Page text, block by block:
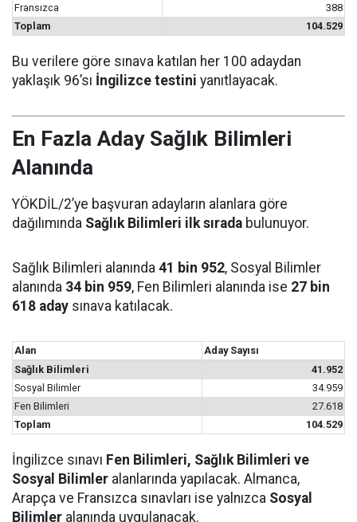
Fransızca
388
Toplam
104.529
Bu verilere göre sınava katılan her 100 adaydan
yaklaşık 96’sı İngilizce testini yanıtlayacak.
En Fazla Aday Sağlık Bilimleri
Alanında
YÖKDİL/2’ye başvuran adayların alanlara göre
dağılımında Sağlık Bilimleri ilk sırada bulunuyor.
Sağlık Bilimleri alanında 41 bin 952, Sosyal Bilimler
alanında 34 bin 959, Fen Bilimleri alanında ise 27 bin
618 aday sınava katılacak.
Alan
Aday Sayısı
Sağlık Bilimleri
41.952
Sosyal Bilimler
34.959
Fen Bilimleri
27.618
Toplam
104.529
İngilizce sınavı Fen Bilimleri, Sağlık Bilimleri ve
Sosyal Bilimler alanlarında yapılacak. Almanca,
Arapça ve Fransızca sınavları ise yalnızca Sosyal
Bilimler alanında uygulanacak.